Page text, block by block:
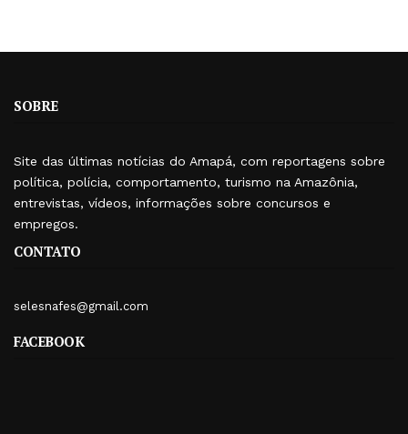
SOBRE
Site das últimas notícias do Amapá, com reportagens sobre
política, polícia, comportamento, turismo na Amazônia,
entrevistas, vídeos, informações sobre concursos e
empregos.
CONTATO
selesnafes@gmail.com
FACEBOOK